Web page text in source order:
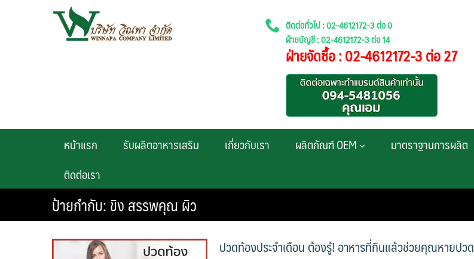
ติดต่อทั่วไป : 02-4612172-3 ต่อ 0
ฝ่ายบัญชี : 02-4612172-3 ต่อ 14
ฝ่ายจัดซื้อ : 02-4612172-3 ต่อ 27
หน้าแรก รับผลิตอาหารเสริม เกี่ยวกับเรา ผลิตภัณฑ์ OEM มาตราฐานการผลิต
ติดต่อเรา
ป้ายกำกับ:ขิง สรรพคุณ ผิว
ปวดท้องประจำเดือน ต้องรู้! อาหารที่กินแล้วช่วยคุณหายปวด